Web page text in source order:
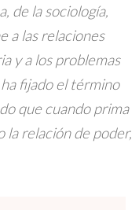
de la sociología,
a las relaciones
y a los problemas
fijado el término
que cuando prima
la relación de poder,